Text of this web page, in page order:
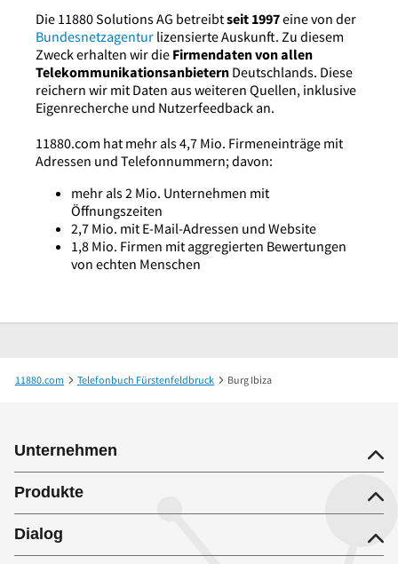
Die 11880 Solutions AG betreibtseit 1997eine von der
Bundesnetzagentur lizensierte Auskunft. Zu diesem
Zweck erhalten wir die Firmendaten von allen
Telekommunikationsanbietern Deutschlands. Diese
reichern wir mit Daten aus weiteren Quellen, inklusive
Eigenrecherche und Nutzerfeedback an.
11880.com hat mehr als 4,7 Mio. Firmeneinträge mit
Adressen und Telefonnummern; davon:
mehr als 2 Mio. Unternehmen mit
Öffnungszeiten
2,7 Mio. mit E-Mail-Adressen und Website
1,8 Mio. Firmen mit aggregierten Bewertungen
von echten Menschen
11880.com Telefonbuch Fürstenfeldbruck Burg Ibiza
Unternehmen
Produkte
Dialog